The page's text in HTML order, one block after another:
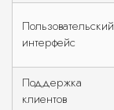
Пользовательский
интерфейс
Поддержка
клиентов